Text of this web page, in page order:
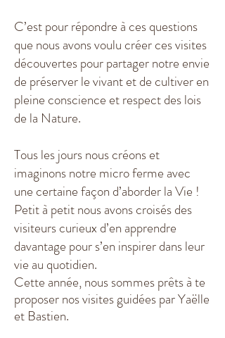
C’est pour répondre à ces questions
que nous avons voulu créer ces visites
découvertes pour partager notre envie
de préserver le vivant et de cultiver en
pleine conscience et respect des lois
de la Nature.
Tous les jours nous créons et
imaginons notre micro ferme avec
une certaine façon d’aborder la Vie !
Petit à petit nous avons croisés des
visiteurs curieux d’en apprendre
davantage pour s’en inspirer dans leur
vie au quotidien.
Cette année, nous sommes prêts à te
proposer nos visites guidées par Yaëlle
et Bastien.